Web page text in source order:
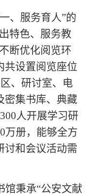
、服务育人”的
特色、服务教
断优化阅览环
共设置阅览座位
、研讨室、电
密集书库、典藏
人开展学习研
万册，能够全方
讨和会议活动需
馆秉承“公安文献